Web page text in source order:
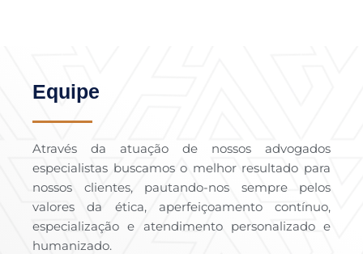
Equipe
Através da atuação de nossos advogados
especialistas buscamos o melhor resultado para
nossos clientes, pautando-nos sempre pelos
valores da ética, aperfeiçoamento contínuo,
especialização e atendimento personalizado e
humanizado.